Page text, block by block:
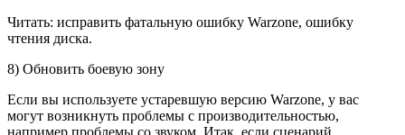
Читать: исправить фатальную ошибку Warzone, ошибку
чтения диска.
8) Обновить боевую зону
Если вы используете устаревшую версию Warzone, у вас
могут возникнуть проблемы с производительностью,
например проблемы со звуком. Итак, если сценарий